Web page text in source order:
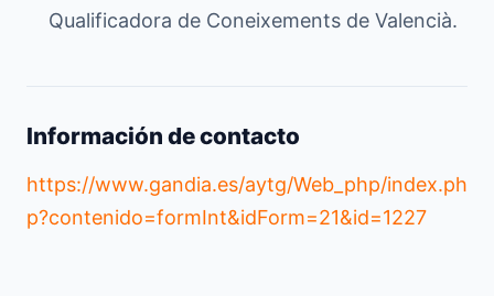
Qualificadora de Coneixements de Valencià.
Información de contacto
https://www.gandia.es/aytg/Web_php/index.ph
p?contenido=formInt&idForm=21&id=1227